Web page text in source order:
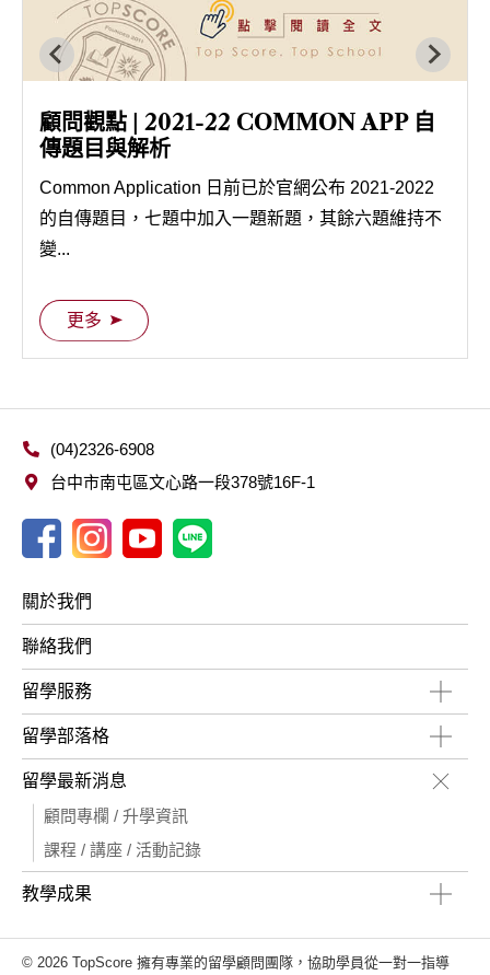
顧問觀點 | 2021-22 COMMON APP 自
傳題目與解析
Common Application 日前已於官網公布 2021-2022
的自傳題目，七題中加入一題新題，其餘六題維持不
變...
更多
(04)2326-6908
台中市南屯區文心路一段378號16F-1
關於我們
聯絡我們
留學服務
留學部落格
留學最新消息
顧問專欄 / 升學資訊
課程 / 講座 / 活動記錄
教學成果
© 2026 TopScore 擁有專業的留學顧問團隊，協助學員從一對一指導